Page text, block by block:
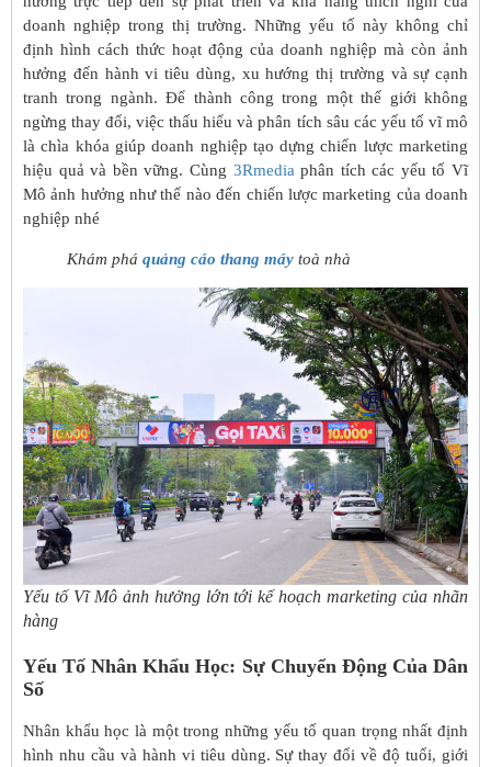
doanh nghiệp trong thị trường. Những yếu tố này không chỉ
định hình cách thức hoạt động của doanh nghiệp mà còn ảnh
hưởng đến hành vi tiêu dùng, xu hướng thị trường và sự cạnh
tranh trong ngành. Để thành công trong một thế giới không
ngừng thay đổi, việc thấu hiểu và phân tích sâu các yếu tố vĩ mô
là chìa khóa giúp doanh nghiệp tạo dựng chiến lược marketing
hiệu quả và bền vững. Cùng 3Rmedia phân tích các yếu tố Vĩ
Mô ảnh hưởng như thế nào đến chiến lược marketing của doanh
nghiệp nhé
Khám phá quảng cáo thang máy toà nhà
Yếu tố Vĩ Mô ảnh hưởng lớn tới kế hoạch marketing của nhãn
hàng
Yếu Tố Nhân Khẩu Học: Sự Chuyển Động Của Dân
Số
Nhân khẩu học là một trong những yếu tố quan trọng nhất định
hình nhu cầu và hành vi tiêu dùng. Sự thay đổi về độ tuổi, giới